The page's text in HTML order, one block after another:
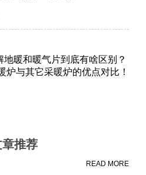
地暖和暖气片到底有啥区别？
炉与其它采暖炉的优点对比！
章推荐
READ MORE